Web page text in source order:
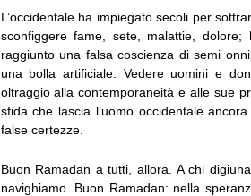
L’occidentale ha impiegato secoli per
sconfiggere fame, sete, malattie,
raggiunto una falsa coscienza di semi
una bolla artificiale. Vedere uomini e
oltraggio alla contemporaneità e alle sue
sfida che lascia l’uomo occidentale
false certezze.
Buon Ramadan a tutti, allora. A chi
navighiamo. Buon Ramadan: nella